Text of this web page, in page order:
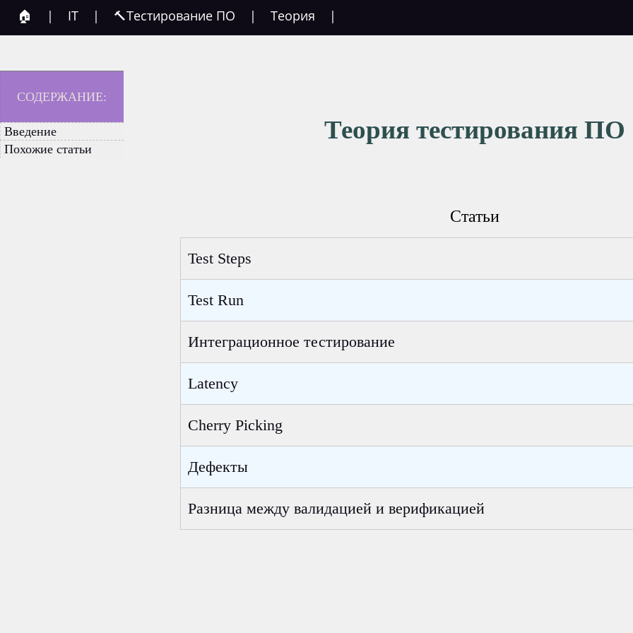
🏠 | IT | 🔨Тестирование ПО | Теория |
СОДЕРЖАНИЕ:
Введение
Похожие статьи
Теория тестирования ПО
Статьи
Test Steps
Test Run
Интеграционное тестирование
Latency
Cherry Picking
Дефекты
Разница между валидацией и верификацией